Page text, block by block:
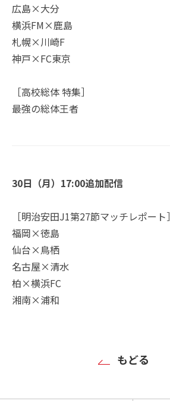
広島×大分
横浜FM×鹿島
札幌×川崎F
神戸×FC東京
［高校総体 特集］
最強の総体王者
30日（月）17:00追加配信
［明治安田J1第27節マッチレポート］
福岡×徳島
仙台×鳥栖
名古屋×清水
柏×横浜FC
湘南×浦和
もどる